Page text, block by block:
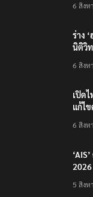
6 สิงห
ร่าง
นิติวิ
6 สิงห
เปิด
แก้ไ
6 สิงห
5 สิงห